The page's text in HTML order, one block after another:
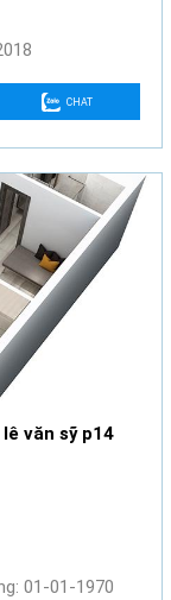
CHAT
văn sỹ p14
01-01-1970